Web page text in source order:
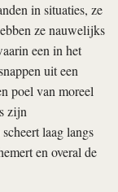
in situaties, ze
ze nauwelijks
een in het
uit een
poel van moreel
zijn
laag langs
en overal de